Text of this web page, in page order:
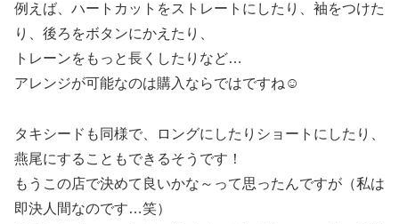
例えば、ハートカットをストレートにしたり、袖をつけた
り、後ろをボタンにかえたり、
トレーンをもっと長くしたりなど…
アレンジが可能なのは購入ならではですね☺️
タキシードも同様で、ロングにしたりショートにしたり、
燕尾にすることもできるそうです！
もうこの店で決めて良いかな～って思ったんですが（私は
即決人間なのです…笑）